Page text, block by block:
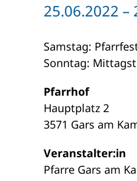
25.06.2022 –
Samstag:
Sonntag:
Pfarrhof
Hauptplatz 2
3571 Gars am
Veranstalter:in
Pfarre Gars am